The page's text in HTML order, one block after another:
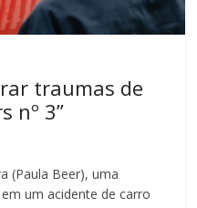
traumas de
nº 3”
(Paula Beer), uma
um acidente de carro